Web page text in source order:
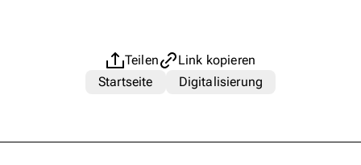
Teilen
Link kopieren
Startseite
Digitalisierung